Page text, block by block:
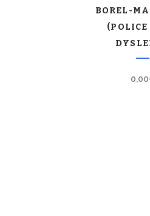
BOREL-
(POLICE
0,00